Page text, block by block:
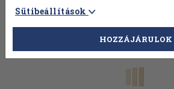
Sütibeállítások
HOZZÁJÁRULOK